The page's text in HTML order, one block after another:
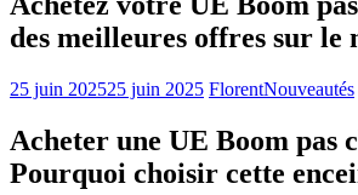
des meilleures offres sur le
25 juin 202525 juin 2025 FlorentNouveautés
Acheter une UE Boom pas
Pourquoi choisir cette